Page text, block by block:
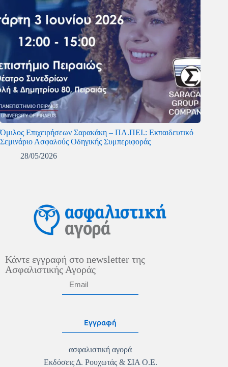
Όμιλος Επιχειρήσεων Σαρακάκη – ΠΑ.ΠΕΙ.: Εκπαιδευτικό
Σεμινάριο Ασφαλούς Οδηγικής Συμπεριφοράς
28/05/2026
Κάντε εγγραφή στο newsletter της
Ασφαλιστικής Αγοράς
Εγγραφή
ασφαλιστική αγορά
Εκδόσεις Δ. Ρουχωτάς & ΣΙΑ Ο.Ε.